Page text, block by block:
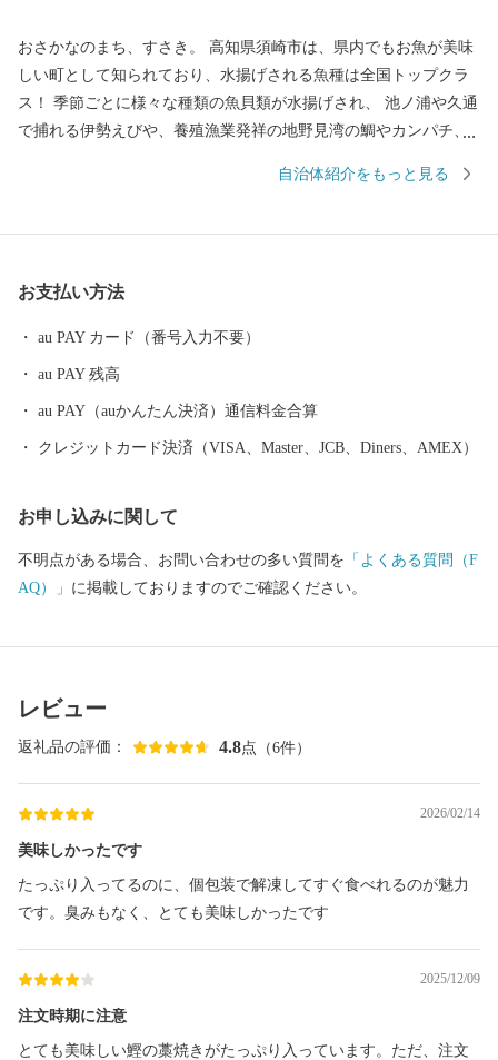
おさかなのまち、すさき。 高知県須崎市は、県内でもお魚が美味
しい町として知られており、水揚げされる魚種は全国トップクラ
ス！ 季節ごとに様々な種類の魚貝類が水揚げされ、 池ノ浦や久通
で捕れる伊勢えびや、養殖漁業発祥の地野見湾の鯛やカンパチ、
貝類を楽しめます。 また、黒潮の恵みをたっぷり受けた文旦やポ
法等について 須崎市 ふるさと納税担当 TEL： 050-1730-1325 M
自治体紹介をもっと見る
お支払い方法
au PAY カード（番号入力不要）
au PAY 残高
au PAY（auかんたん決済）通信料金合算
クレジットカード決済（VISA、Master、JCB、Diners、AMEX）
お申し込みに関して
不明点がある場合、お問い合わせの多い質問を 「よくある質問（F
AQ）」 に掲載しておりますのでご確認ください。
レビュー
返礼品の評価： 4.8点（6件）
2026/02/14
美味しかったです
たっぷり入ってるのに、個包装で解凍してすぐ食べれるのが魅力
です。臭みもなく、とても美味しかったです
2025/12/09
注文時期に注意
とても美味しい鰹の藁焼きがたっぷり入っています。ただ、注文